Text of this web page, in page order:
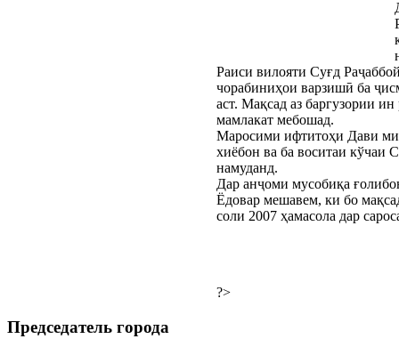
Раиси вилояти Суғд
чорабиниҳои варзишӣ ба
аст. Мақсад аз баргузории
мамлакат мебошад.
Маросими ифтитоҳи Дави
хиёбон ва ба воситаи кўчаи
намуданд.
Дар анҷоми мусобиқа
Ёдовар мешавем, ки бо
соли 2007 ҳамасола дар
?>
Председатель города